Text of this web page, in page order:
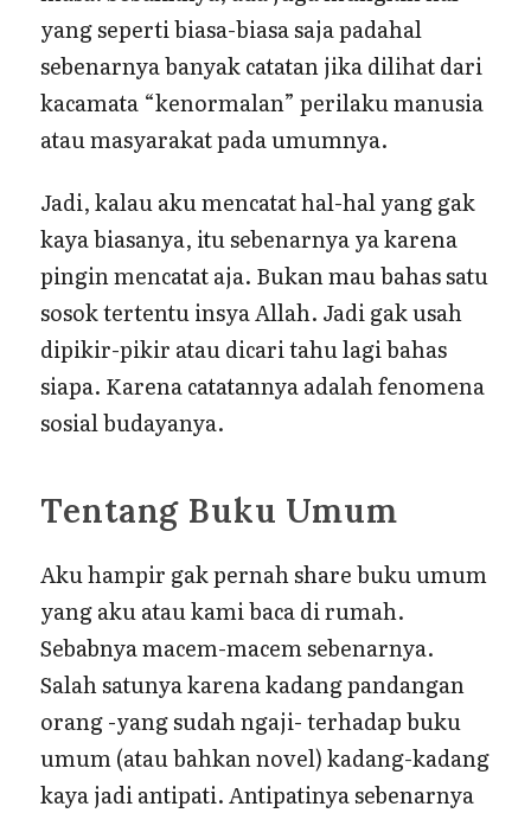
yang seperti biasa-biasa saja padahal
sebenarnya banyak catatan jika dilihat dari
kacamata “kenormalan” perilaku manusia
atau masyarakat pada umumnya.
Jadi, kalau aku mencatat hal-hal yang gak
kaya biasanya, itu sebenarnya ya karena
pingin mencatat aja. Bukan mau bahas satu
sosok tertentu insya Allah. Jadi gak usah
dipikir-pikir atau dicari tahu lagi bahas
siapa. Karena catatannya adalah fenomena
sosial budayanya.
Tentang Buku Umum
Aku hampir gak pernah share buku umum
yang aku atau kami baca di rumah.
Sebabnya macem-macem sebenarnya.
Salah satunya karena kadang pandangan
orang -yang sudah ngaji- terhadap buku
umum (atau bahkan novel) kadang-kadang
kaya jadi antipati. Antipatinya sebenarnya